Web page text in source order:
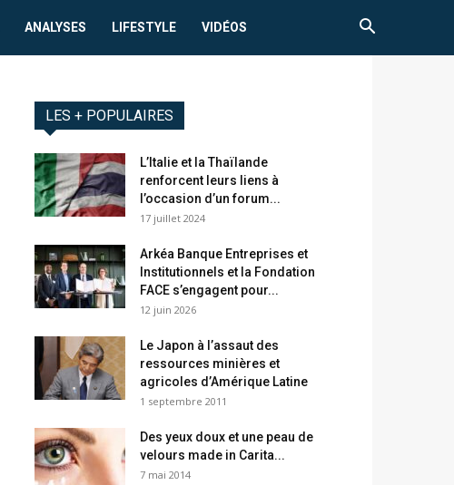
ANALYSES LIFESTYLE VIDÉOS
LES + POPULAIRES
L’Italie et la Thaïlande
renforcent leurs liens à
l’occasion d’un forum...
17 juillet 2024
Arkéa Banque Entreprises et
Institutionnels et la Fondation
FACE s’engagent pour...
12 juin 2026
Le Japon à l’assaut des
ressources minières et
agricoles d’Amérique Latine
1 septembre 2011
Des yeux doux et une peau de
velours made in Carita...
7 mai 2014